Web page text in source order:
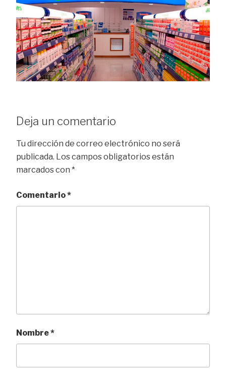
Deja un comentario
Tu dirección de correo electrónico no será
publicada. Los campos obligatorios están
marcados con *
Comentario*
Nombre*